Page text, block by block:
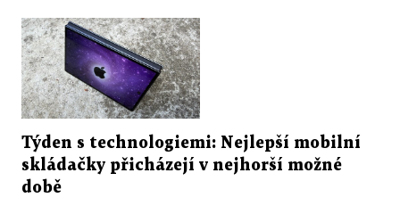
Týden s technologiemi: Nejlepší mobilní
skládačky přicházejí v nejhorší možné
době